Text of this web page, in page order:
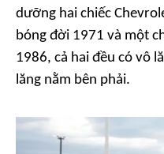
dưỡng hai chiếc
bóng đời 1971 và một
1986, cả hai đều có vô
lăng nằm bên phải.